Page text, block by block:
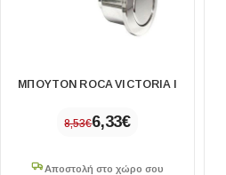
ΜΠΟΥΤΟΝ ROCA VICTORIA Ι
8,53€6,33€
Αποστολή στο χώρο σου